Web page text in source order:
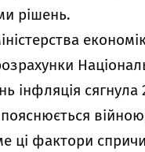
рішень.
інфляція сягнула
ці фактори